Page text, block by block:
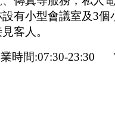
有小型會議室及3個
客人。
時間:07:30-23:30